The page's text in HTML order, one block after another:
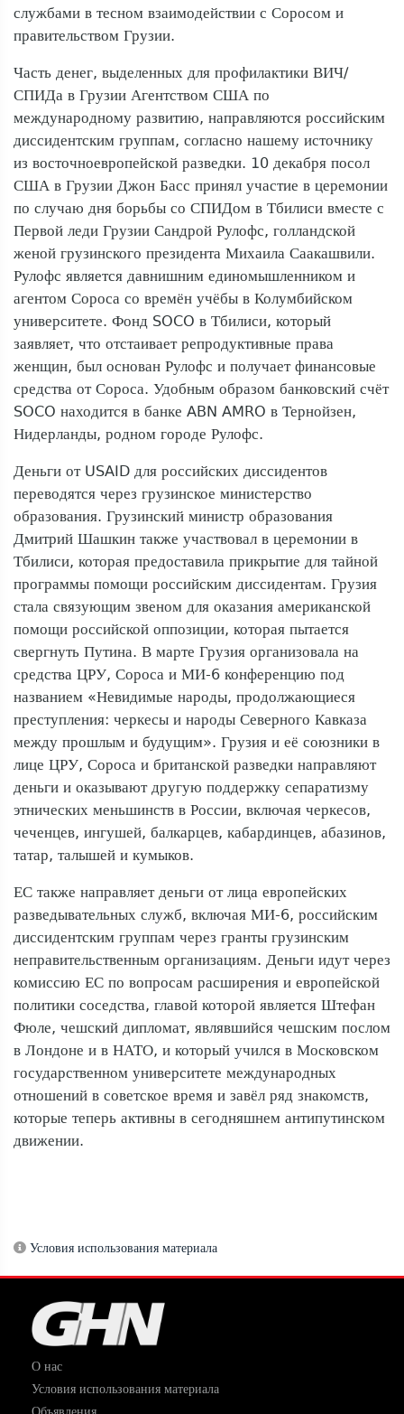
службами в тесном взаимодействии с Соросом и
правительством Грузии.
Часть денег, выделенных для профилактики ВИЧ/
СПИДа в Грузии Агентством США по
международному развитию, направляются российским
диссидентским группам, согласно нашему источнику
из восточноевропейской разведки. 10 декабря посол
США в Грузии Джон Басс принял участие в церемонии
по случаю дня борьбы со СПИДом в Тбилиси вместе с
Первой леди Грузии Сандрой Рулофс, голландской
женой грузинского президента Михаила Саакашвили.
Рулофс является давнишним единомышленником и
агентом Сороса со времён учёбы в Колумбийском
университете. Фонд SOCO в Тбилиси, который
заявляет, что отстаивает репродуктивные права
женщин, был основан Рулофс и получает финансовые
средства от Сороса. Удобным образом банковский счёт
SOCO находится в банке ABN AMRO в Тернойзен,
Нидерланды, родном городе Рулофс.
Деньги от USAID для российских диссидентов
переводятся через грузинское министерство
образования. Грузинский министр образования
Дмитрий Шашкин также участвовал в церемонии в
Тбилиси, которая предоставила прикрытие для тайной
программы помощи российским диссидентам. Грузия
стала связующим звеном для оказания американской
помощи российской оппозиции, которая пытается
свергнуть Путина. В марте Грузия организовала на
средства ЦРУ, Сороса и МИ-6 конференцию под
названием «Невидимые народы, продолжающиеся
преступления: черкесы и народы Северного Кавказа
между прошлым и будущим». Грузия и её союзники в
лице ЦРУ, Сороса и британской разведки направляют
деньги и оказывают другую поддержку сепаратизму
этнических меньшинств в России, включая черкесов,
чеченцев, ингушей, балкарцев, кабардинцев, абазинов,
татар, талышей и кумыков.
ЕС также направляет деньги от лица европейских
разведывательных служб, включая МИ-6, российским
диссидентским группам через гранты грузинским
неправительственным организациям. Деньги идут через
комиссию ЕС по вопросам расширения и европейской
политики соседства, главой которой является Штефан
Фюле, чешский дипломат, являвшийся чешским послом
в Лондоне и в НАТО, и который учился в Московском
государственном университете международных
отношений в советское время и завёл ряд знакомств,
которые теперь активны в сегодняшнем антипутинском
движении.
Условия использования материала
О нас
Условия использования материала